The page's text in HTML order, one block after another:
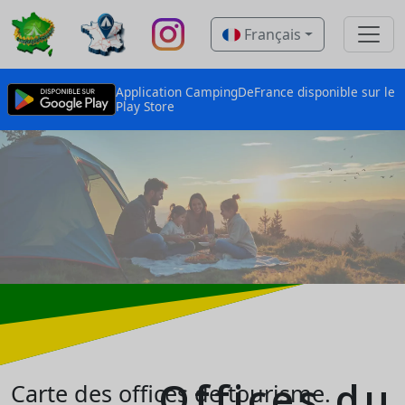
Français
Application CampingDeFrance disponible sur le
Play Store
Carte des offices de tourisme.